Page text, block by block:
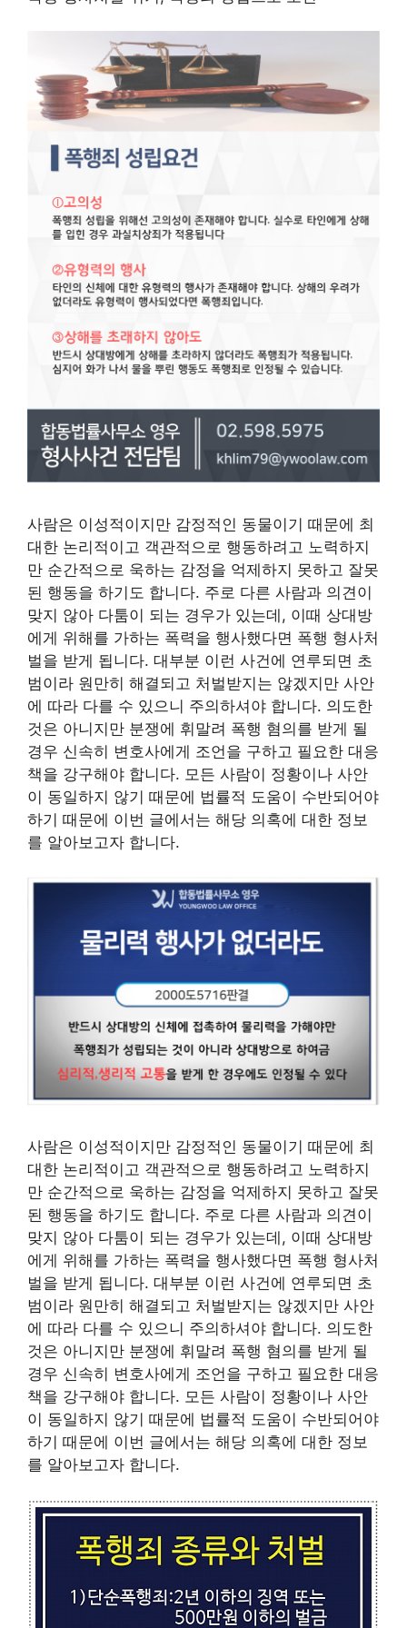
사람은 이성적이지만 감정적인 동물이기 때문에 최
대한 논리적이고 객관적으로 행동하려고 노력하지
만 순간적으로 욱하는 감정을 억제하지 못하고 잘못
된 행동을 하기도 합니다. 주로 다른 사람과 의견이
맞지 않아 다툼이 되는 경우가 있는데, 이때 상대방
에게 위해를 가하는 폭력을 행사했다면 폭행 형사처
벌을 받게 됩니다. 대부분 이런 사건에 연루되면 초
범이라 원만히 해결되고 처벌받지는 않겠지만 사안
에 따라 다를 수 있으니 주의하셔야 합니다. 의도한
것은 아니지만 분쟁에 휘말려 폭행 혐의를 받게 될
경우 신속히 변호사에게 조언을 구하고 필요한 대응
책을 강구해야 합니다. 모든 사람이 정황이나 사안
이 동일하지 않기 때문에 법률적 도움이 수반되어야
하기 때문에 이번 글에서는 해당 의혹에 대한 정보
를 알아보고자 합니다.
사람은 이성적이지만 감정적인 동물이기 때문에 최
대한 논리적이고 객관적으로 행동하려고 노력하지
만 순간적으로 욱하는 감정을 억제하지 못하고 잘못
된 행동을 하기도 합니다. 주로 다른 사람과 의견이
맞지 않아 다툼이 되는 경우가 있는데, 이때 상대방
에게 위해를 가하는 폭력을 행사했다면 폭행 형사처
벌을 받게 됩니다. 대부분 이런 사건에 연루되면 초
범이라 원만히 해결되고 처벌받지는 않겠지만 사안
에 따라 다를 수 있으니 주의하셔야 합니다. 의도한
것은 아니지만 분쟁에 휘말려 폭행 혐의를 받게 될
경우 신속히 변호사에게 조언을 구하고 필요한 대응
책을 강구해야 합니다. 모든 사람이 정황이나 사안
이 동일하지 않기 때문에 법률적 도움이 수반되어야
하기 때문에 이번 글에서는 해당 의혹에 대한 정보
를 알아보고자 합니다.